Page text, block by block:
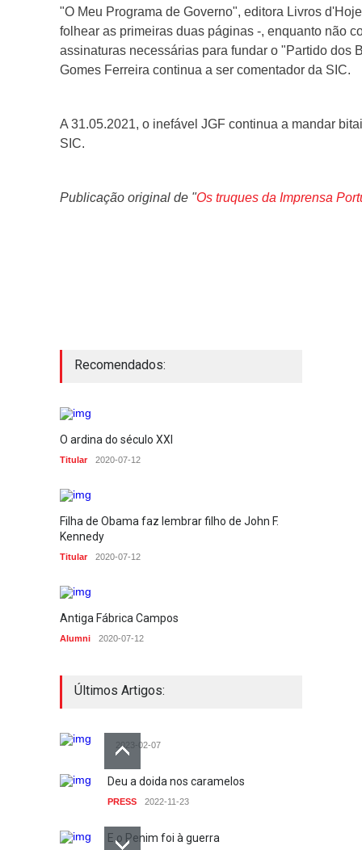
"O Meu Programa de Governo", editora Livros
folhear as primeiras duas páginas -, enquanto não
assinaturas necessárias para fundar o "Partido dos
Gomes Ferreira continua a ser comentador da SIC.
A 31.05.2021, o inefável JGF continua a mandar
SIC.
Publicação original de "Os truques da Imprensa
Recomendados:
O ardina do século XXI
Titular 2020-07-12
Filha de Obama faz lembrar filho de John F.
Kennedy
Titular 2020-07-12
Antiga Fábrica Campos
Alumni 2020-07-12
Últimos Artigos:
2023-02-07
Deu a doida nos caramelos
PRESS 2022-11-23
E o Penim foi à guerra